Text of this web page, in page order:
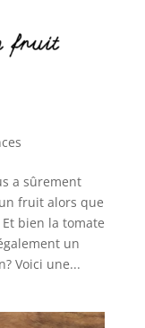
a sûrement
fruit alors que
bien la tomate
un
Voici une...